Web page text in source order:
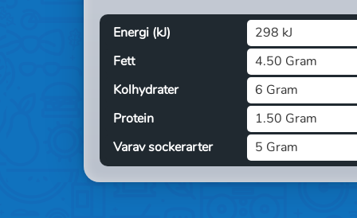
Energi (kJ)
298 kJ
Fett
4.50 Gram
Kolhydrater
6 Gram
Protein
1.50 Gram
Varav sockerarter
5 Gram